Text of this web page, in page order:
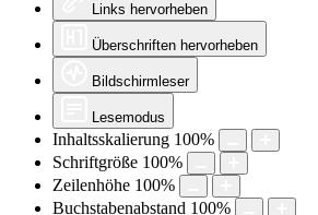
Links hervorheben
Überschriften hervorheben
Bildschirmleser
Lesemodus
Inhaltsskalierung 100%
Schriftgröße 100%
Zeilenhöhe 100%
Buchstabenabstand 100%